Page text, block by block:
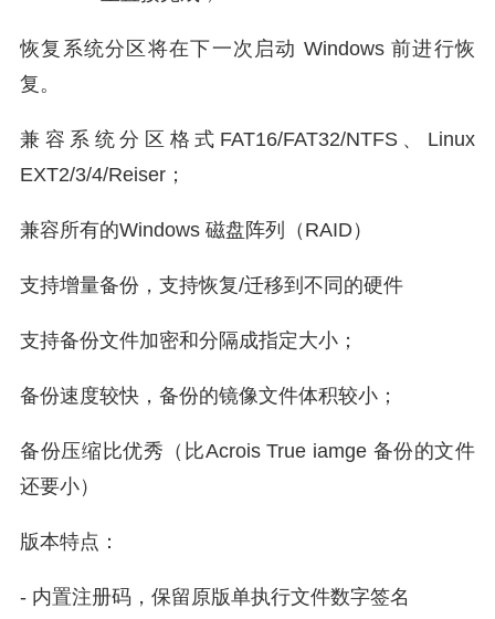
恢复系统分区将在下一次启动 Windows 前进行恢
复。
兼容系统分区格式FAT16/FAT32/NTFS、Linux
EXT2/3/4/Reiser；
兼容所有的Windows 磁盘阵列（RAID）
支持增量备份，支持恢复/迁移到不同的硬件
支持备份文件加密和分隔成指定大小；
备份速度较快，备份的镜像文件体积较小；
备份压缩比优秀（比Acrois True iamge 备份的文件
还要小）
版本特点：
- 内置注册码，保留原版单执行文件数字签名